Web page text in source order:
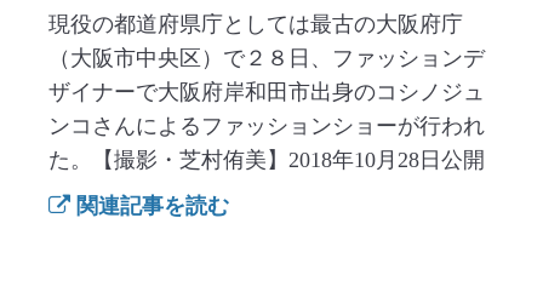
現役の都道府県庁としては最古の大阪府庁
（大阪市中央区）で２８日、ファッションデ
ザイナーで大阪府岸和田市出身のコシノジュ
ンコさんによるファッションショーが行われ
た。【撮影・芝村侑美】2018年10月28日公開
関連記事を読む